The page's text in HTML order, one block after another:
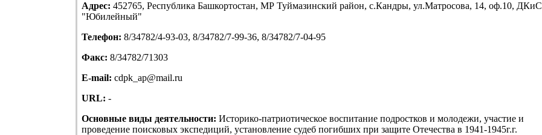
Адрес: 452765, Республика Башкортостан, МР Туймазинский район, с.Кандры, ул.Матросова, 14, оф.10, ДКиС
"Юбилейный"
Телефон: 8/34782/4-93-03, 8/34782/7-99-36, 8/34782/7-04-95
Факс: 8/34782/71303
E-mail: cdpk_ap@mail.ru
URL: -
Основные виды деятельности: Историко-патриотическое воспитание подростков и молодежи, участие и
проведение поисковых экспедиций, установление судеб погибших при защите Отечества в 1941-1945г.г.